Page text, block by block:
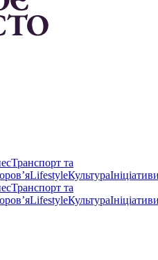
Транспорт та
LifestyleКультура
Транспорт та
LifestyleКультура